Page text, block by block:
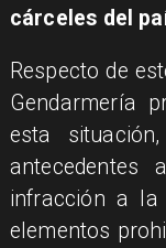
cárceles del
Respecto de
Gendarmería
esta
infracción a la
elementos